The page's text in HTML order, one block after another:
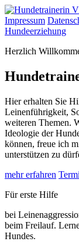
Impressum
Hundeerziehung
Herzlich
Hier erhalten Sie
Leinenführigkeit,
weiteren Themen.
Ideologie der
können, freue ich
unterstützen zu
mehr erfahren
Für erste Hilfe
bei
beim Freilauf.
Hundes.